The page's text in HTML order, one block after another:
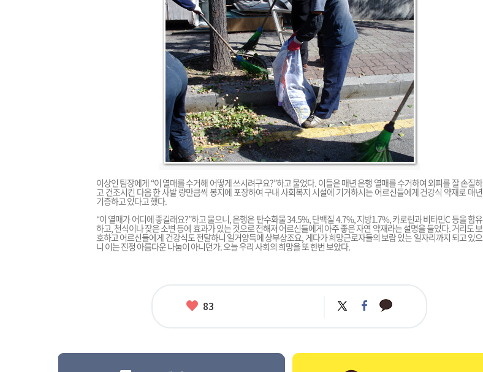
이상인 팀장에게 “이 열매를 수거해 어떻게 쓰시려구요?”하고 물었다. 이들은 매년 은행 열매를 수거하여 외피를 잘 손질하
고 건조시킨 다음 한 사발 량만큼씩 봉지에 포장하여 구내 사회복지 시설에 기거하시는 어르신들에게 건강식 약재로 매년
기증하고 있다고 했다.
“이 열매가 어디에 좋길래요?”하고 물으니, 은행은 탄수화물 34.5%, 단백질 4.7%, 지방1.7%, 카로린과 비타민C 등을 함유
하고, 천식이나 잦은 소변 등에 효과가 있는 것으로 전해져 어르신들에게 아주 좋은 자연 약재라는 설명을 들었다. 거리도 보
호하고 어르신들에게 건강식도 전달하니 일거양득에 상부상조요, 게다가 희망근로자들의 보람 있는 일자리까지 되고 있으
니 이는 진정 아름다운 나눔이 아니던가. 오늘 우리 사회의 희망을 또 한번 보았다.
좋
83 트
위
페
이
카
카